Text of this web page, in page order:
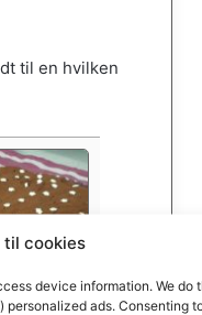
til cookies
device information. We do
ads. Consenting
til en hvilken